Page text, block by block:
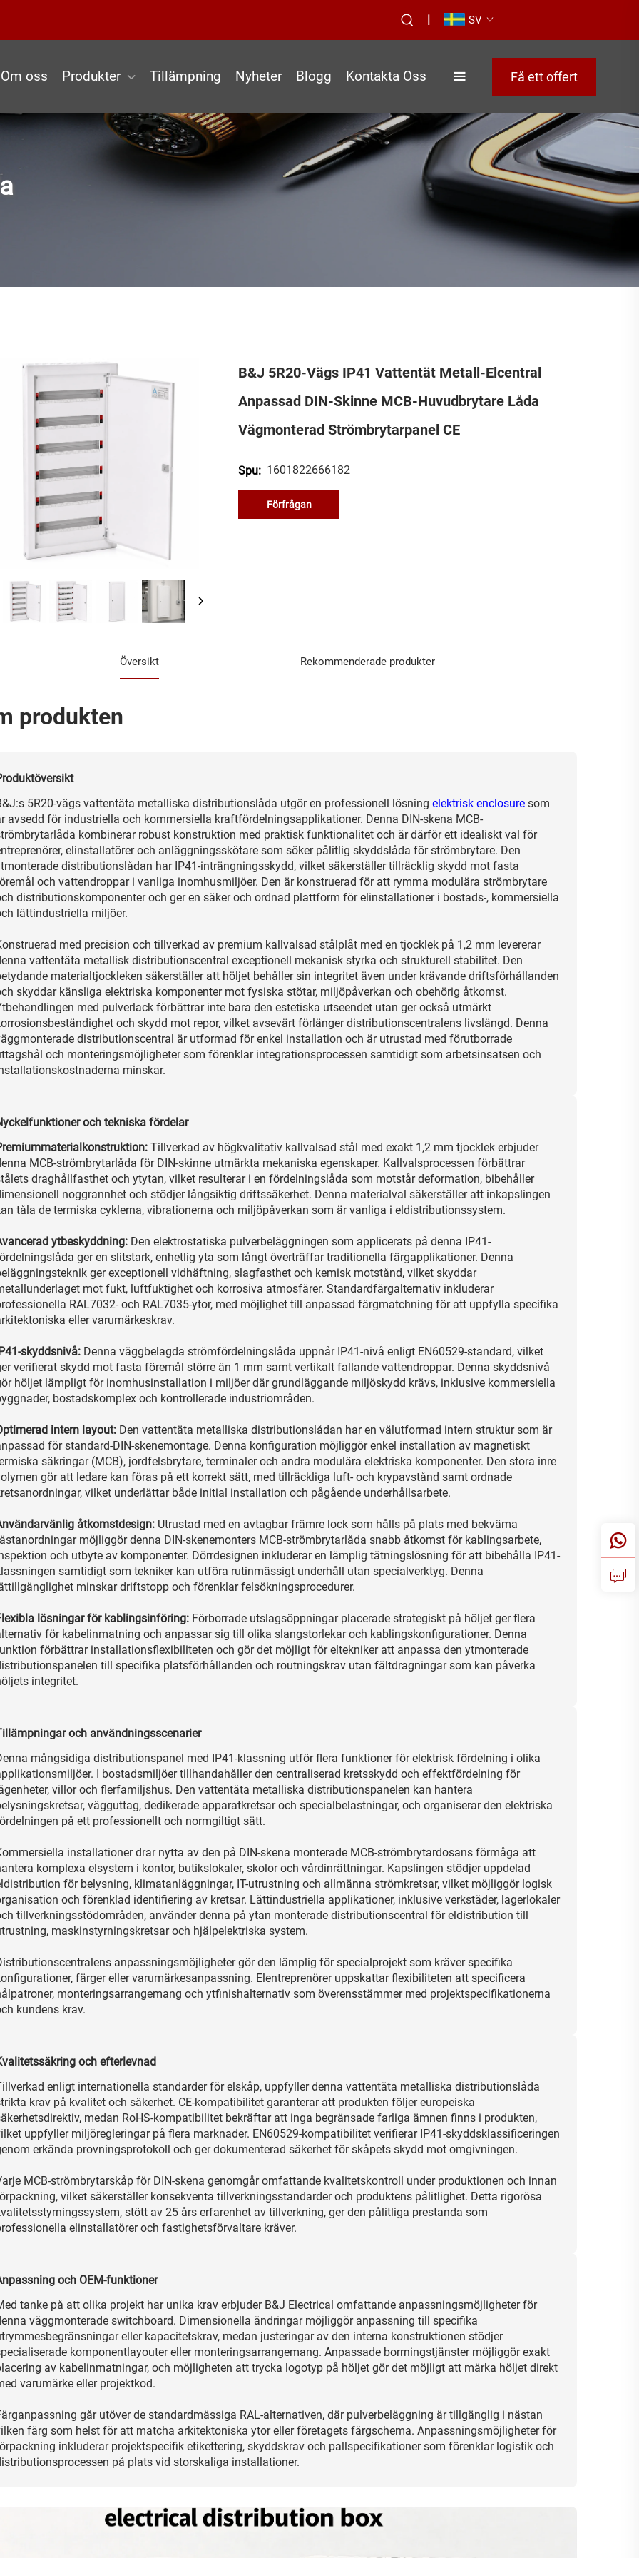
| SV
Om oss Produkter Tillämpning Nyheter Blogg Kontakta Oss Få ett offert
B&J 5R20-Vägs IP41 Vattentät Metall-Elcentral
Anpassad DIN-Skinne MCB-Huvudbrytare Låda
Vägmonterad Strömbrytarpanel CE
Spu: 1601822666182
Förfrågan
Översikt Rekommenderade produkter
produkten
5R20-vägs vattentäta metalliska distributionslåda utgör en professionell lösning elektrisk enclosure som
avsedd för industriella och kommersiella kraftfördelningsapplikationer. Denna DIN-skena MCB-
kombinerar robust konstruktion med praktisk funktionalitet och är därför ett idealiskt val för
elinstallatörer och anläggningsskötare som söker pålitlig skyddslåda för strömbrytare. Den
distributionslådan har IP41-inträngningsskydd, vilket säkerställer tillräcklig skydd mot fasta
och vattendroppar i vanliga inomhusmiljöer. Den är konstruerad för att rymma modulära strömbrytare
distributionskomponenter och ger en säker och ordnad plattform för elinstallationer i bostads-, kommersiella
lättindustriella miljöer.
med precision och tillverkad av premium kallvalsad stålplåt med en tjocklek på 1,2 mm levererar
vattentäta metallisk distributionscentral exceptionell mekanisk styrka och strukturell stabilitet. Den
materialtjockleken säkerställer att höljet behåller sin integritet även under krävande driftsförhållanden
skyddar känsliga elektriska komponenter mot fysiska stötar, miljöpåverkan och obehörig åtkomst.
med pulverlack förbättrar inte bara den estetiska utseendet utan ger också utmärkt
och skydd mot repor, vilket avsevärt förlänger distributionscentralens livslängd. Denna
distributionscentral är utformad för enkel installation och är utrustad med förutborrade
och monteringsmöjligheter som förenklar integrationsprocessen samtidigt som arbetsinsatsen och
minskar.
och tekniska fördelar
Tillverkad av högkvalitativ kallvalsad stål med exakt 1,2 mm tjocklek erbjuder
MCB-strömbrytarlåda för DIN-skinne utmärkta mekaniska egenskaper. Kallvalsprocessen förbättrar
draghållfasthet och ytytan, vilket resulterar i en fördelningslåda som motstår deformation, bibehåller
noggrannhet och stödjer långsiktig driftssäkerhet. Denna materialval säkerställer att inkapslingen
tåla de termiska cyklerna, vibrationerna och miljöpåverkan som är vanliga i eldistributionssystem.
ytbeskyddning: Den elektrostatiska pulverbeläggningen som applicerats på denna IP41-
ger en slitstark, enhetlig yta som långt överträffar traditionella färgapplikationer. Denna
ger exceptionell vidhäftning, slagfasthet och kemisk motstånd, vilket skyddar
mot fukt, luftfuktighet och korrosiva atmosfärer. Standardfärgalternativ inkluderar
RAL7032- och RAL7035-ytor, med möjlighet till anpassad färgmatchning för att uppfylla specifika
eller varumärkeskrav.
skyddsnivå: Denna väggbelagda strömfördelningslåda uppnår IP41-nivå enligt EN60529-standard, vilket
verifierat skydd mot fasta föremål större än 1 mm samt vertikalt fallande vattendroppar. Denna skyddsnivå
höljet lämpligt för inomhusinstallation i miljöer där grundläggande miljöskydd krävs, inklusive kommersiella
bostadskomplex och kontrollerade industriområden.
intern layout: Den vattentäta metalliska distributionslådan har en välutformad intern struktur som är
för standard-DIN-skenemontage. Denna konfiguration möjliggör enkel installation av magnetiskt
säkringar (MCB), jordfelsbrytare, terminaler och andra modulära elektriska komponenter. Den stora inre
gör att ledare kan föras på ett korrekt sätt, med tillräckliga luft- och krypavstånd samt ordnade
vilket underlättar både initial installation och pågående underhållsarbete.
åtkomstdesign: Utrustad med en avtagbar främre lock som hålls på plats med bekväma
möjliggör denna DIN-skenemonters MCB-strömbrytarlåda snabb åtkomst för kablingsarbete,
och utbyte av komponenter. Dörrdesignen inkluderar en lämplig tätningslösning för att bibehålla IP41-
samtidigt som tekniker kan utföra rutinmässigt underhåll utan specialverktyg. Denna
minskar driftstopp och förenklar felsökningsprocedurer.
lösningar för kablingsinföring: Förborrade utslagsöppningar placerade strategiskt på höljet ger flera
för kabelinmatning och anpassar sig till olika slangstorlekar och kablingskonfigurationer. Denna
förbättrar installationsflexibiliteten och gör det möjligt för eltekniker att anpassa den ytmonterade
till specifika platsförhållanden och routningskrav utan fältdragningar som kan påverka
integritet.
och användningsscenarier
mångsidiga distributionspanel med IP41-klassning utför flera funktioner för elektrisk fördelning i olika
I bostadsmiljöer tillhandahåller den centraliserad kretsskydd och effektfördelning för
villor och flerfamiljshus. Den vattentäta metalliska distributionspanelen kan hantera
vägguttag, dedikerade apparatkretsar och specialbelastningar, och organiserar den elektriska
på ett professionellt och normgiltigt sätt.
installationer drar nytta av den på DIN-skena monterade MCB-strömbrytardosans förmåga att
komplexa elsystem i kontor, butikslokaler, skolor och vårdinrättningar. Kapslingen stödjer uppdelad
för belysning, klimatanläggningar, IT-utrustning och allmänna strömkretsar, vilket möjliggör logisk
och förenklad identifiering av kretsar. Lättindustriella applikationer, inklusive verkstäder, lagerlokaler
tillverkningsstödområden, använder denna på ytan monterade distributionscentral för eldistribution till
maskinstyrningskretsar och hjälpelektriska system.
anpassningsmöjligheter gör den lämplig för specialprojekt som kräver specifika
färger eller varumärkesanpassning. Elentreprenörer uppskattar flexibiliteten att specificera
monteringsarrangemang och ytfinishalternativ som överensstämmer med projektspecifikationerna
kundens krav.
och efterlevnad
enligt internationella standarder för elskåp, uppfyller denna vattentäta metalliska distributionslåda
krav på kvalitet och säkerhet. CE-kompatibilitet garanterar att produkten följer europeiska
medan RoHS-kompatibilitet bekräftar att inga begränsade farliga ämnen finns i produkten,
uppfyller miljöregleringar på flera marknader. EN60529-kompatibilitet verifierar IP41-skyddsklassificeringen
erkända provningsprotokoll och ger dokumenterad säkerhet för skåpets skydd mot omgivningen.
MCB-strömbrytarskåp för DIN-skena genomgår omfattande kvalitetskontroll under produktionen och innan
vilket säkerställer konsekventa tillverkningsstandarder och produktens pålitlighet. Detta rigorösa
stött av 25 års erfarenhet av tillverkning, ger den pålitliga prestanda som
elinstallatörer och fastighetsförvaltare kräver.
och OEM-funktioner
tanke på att olika projekt har unika krav erbjuder B&J Electrical omfattande anpassningsmöjligheter för
väggmonterade switchboard. Dimensionella ändringar möjliggör anpassning till specifika
eller kapacitetskrav, medan justeringar av den interna konstruktionen stödjer
komponentlayouter eller monteringsarrangemang. Anpassade borrningstjänster möjliggör exakt
av kabelinmatningar, och möjligheten att trycka logotyp på höljet gör det möjligt att märka höljet direkt
varumärke eller projektkod.
går utöver de standardmässiga RAL-alternativen, där pulverbeläggning är tillgänglig i nästan
färg som helst för att matcha arkitektoniska ytor eller företagets färgschema. Anpassningsmöjligheter för
inkluderar projektspecifik etikettering, skyddskrav och pallspecifikationer som förenklar logistik och
på plats vid storskaliga installationer.